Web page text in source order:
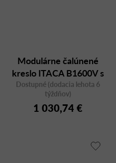
Modulárne čalúnené
kreslo ITACA B1600V s
podrúčkami
Dostupné (dodacia lehota 6
týždňov)
1 030,74 €